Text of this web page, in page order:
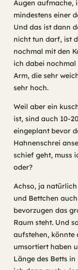
Augen aufmache,
mindestens einer
Und das ist dann
nicht tun darf, ist
nochmal mit den
ich dabei
Arm, die sehr
sehr hoch.
Weil aber ein
ist, sind auch 10-
eingeplant bevor
Hahnenschrei
schief geht, muss
oder?
Achso, ja
und Bettchen
bevorzugen das
Raum steht. Und
aufstehen, könnte
umsortiert haben
Länge des Betts